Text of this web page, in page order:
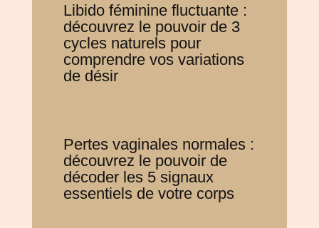
Libido féminine fluctuante :
découvrez le pouvoir de 3
cycles naturels pour
comprendre vos variations
de désir
Pertes vaginales normales :
découvrez le pouvoir de
décoder les 5 signaux
essentiels de votre corps